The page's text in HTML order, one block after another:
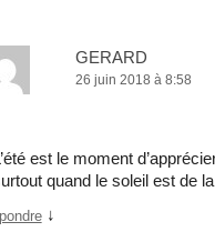
GERARD
26 juin 2018 à 8:58
est le moment
quand le soleil est de
↓